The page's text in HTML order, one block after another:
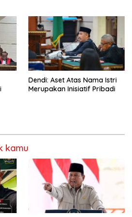
Dendi: Aset Atas Nama Istri
Merupakan Inisiatif Pribadi
kamu